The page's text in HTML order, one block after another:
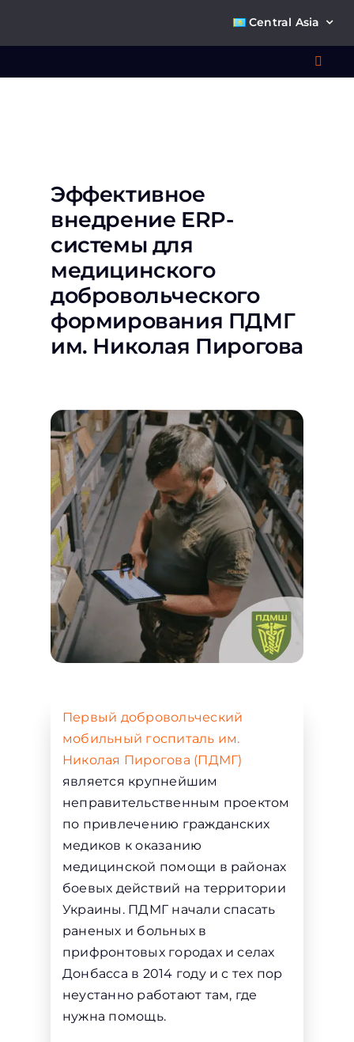
Central Asia
Эффективное
внедрение ERP-
системы для
медицинского
добровольческого
формирования ПДМГ
им. Николая Пирогова
Первый добровольческий
мобильный госпиталь им.
Николая Пирогова (ПДМГ)
является крупнейшим
неправительственным проектом
по привлечению гражданских
медиков к оказанию
медицинской помощи в районах
боевых действий на территории
Украины. ПДМГ начали спасать
раненых и больных в
прифронтовых городах и селах
Донбасса в 2014 году и с тех пор
неустанно работают там, где
нужна помощь.